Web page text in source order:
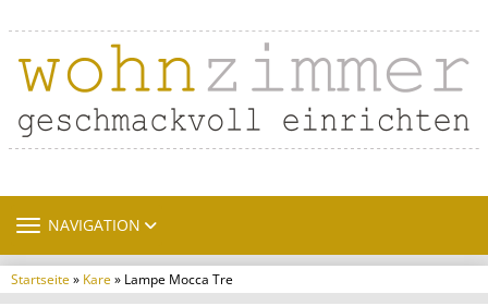
TOGGLE NAVIGATION
NAVIGATION
Startseite» Kare» Lampe Mocca Tre